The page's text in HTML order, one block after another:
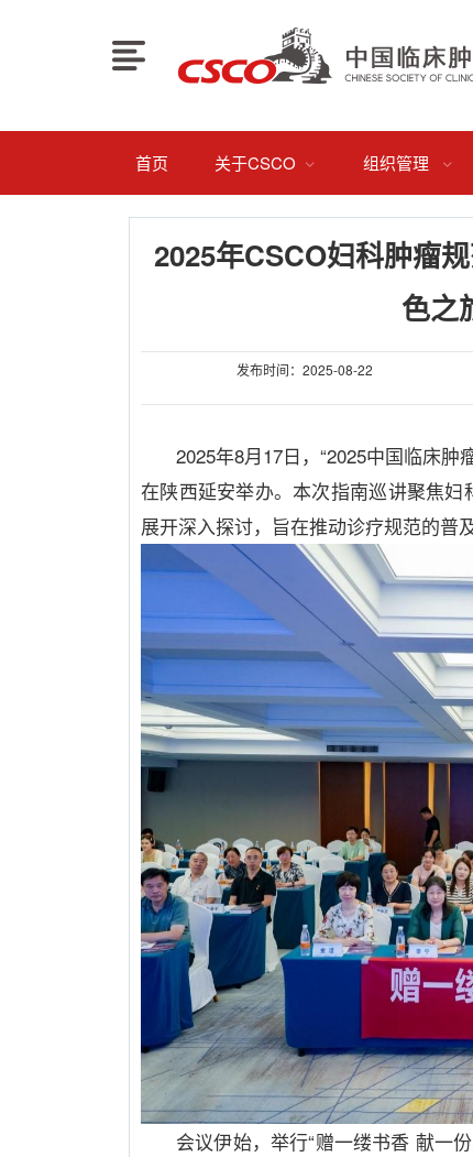
首页 关于CSCO  组织管理 
2025年CSCO妇科肿瘤
色之
发布时间：2025-08-22
2025年8月17日，“2025中国临床肿
在陕西延安举办。本次指南巡讲聚焦
展开深入探讨，旨在推动诊疗规范的普
会议伊始，举行“赠一缕书香 献一